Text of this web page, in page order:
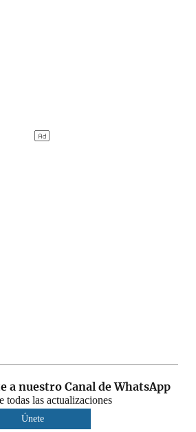
a nuestro Canal de WhatsApp
todas las actualizaciones
Únete